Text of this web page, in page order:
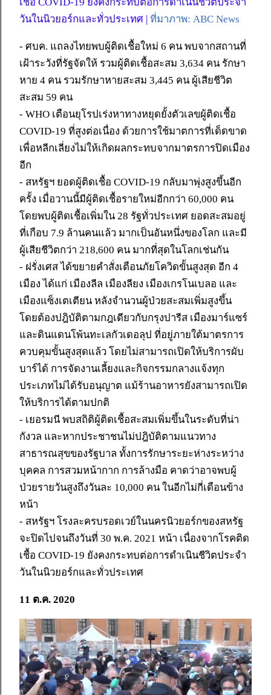
วันในนิวยอร์กและทั่วประเทศ | ที่มาภาพ: ABC News
- ศบค. แถลงไทยพบผู้ติดเชื้อใหม่ 6 คน พบจากสถานที่
เฝ้าระวังที่รัฐจัดให้ รวมผู้ติดเชื้อสะสม 3,634 คน รักษา
หาย 4 คน รวมรักษาหายสะสม 3,445 คน ผู้เสียชีวิต
สะสม 59 คน
- WHO เตือนยุโรปเร่งหาทางหยุดยั้งตัวเลขผู้ติดเชื้อ
COVID-19 ที่สูงต่อเนื่อง ด้วยการใช้มาตการที่เด็ดขาด
เพื่อหลีกเลี่ยงไม่ให้เกิดผลกระทบจากมาตรการปิดเมือง
อีก
- สหรัฐฯ ยอดผู้ติดเชื้อ COVID-19 กลับมาพุ่งสูงขึ้นอีก
ครั้ง เมื่อวานนี้มีผู้ติดเชื้อรายใหม่อีกกว่า 60,000 คน
โดยพบผู้ติดเชื้อเพิ่มใน 28 รัฐทั่วประเทศ ยอดสะสมอยู่
ที่เกือบ 7.9 ล้านคนแล้ว มากเป็นอันหนึ่งของโลก และมี
ผู้เสียชีวิตกว่า 218,600 คน มากที่สุดในโลกเช่นกัน
- ฝรั่งเศส ได้ขยายคำสั่งเตือนภัยโควิดขั้นสูงสุด อีก 4
เมือง ได้แก่ เมืองลีล เมืองลียง เมืองเกรโนเบลอ และ
เมืองแซ็งเตเตียน หลังจำนวนผู้ป่วยสะสมเพิ่มสูงขึ้น
โดยต้องปฎิบัติตามกฎเดียวกับกรุงปารีส เมืองมาร์แซร์
และดินแดนโพ้นทะเลกัวเดอลุป ที่อยู่ภายใต้มาตรการ
ควบคุมขั้นสูงสุดแล้ว โดยไม่สามารถเปิดให้บริการผับ
บาร์ได้ การจัดงานเลี้ยงและกิจกรรมกลางแจ้งทุก
ประเภทไม่ได้รับอนุญาต แม้ร้านอาหารยังสามารถเปิด
ให้บริการได้ตามปกติ
- เยอรมนี พบสถิติผู้ติดเชื้อสะสมเพิ่มขึ้นในระดับที่น่า
กังวล และหากประชาชนไม่ปฎิบัติตามแนวทาง
สาธารณสุขของรัฐบาล ทั้งการรักษาระยะห่างระหว่าง
บุคคล การสวมหน้ากาก การล้างมือ คาดว่าอาจพบผู้
ป่วยรายวันสูงถึงวันละ 10,000 คน ในอีกไม่กี่เดือนข้าง
หน้า
- สหรัฐฯ โรงละครบรอดเวย์ในนครนิวยอร์กของสหรัฐ
จะปิดไปจนถึงวันที่ 30 พ.ค. 2021 หน้า เนื่องจากโรคติด
เชื้อ COVID-19 ยังคงกระทบต่อการดำเนินชีวิตประจำ
วันในนิวยอร์กและทั่วประเทศ
11 ต.ค. 2020